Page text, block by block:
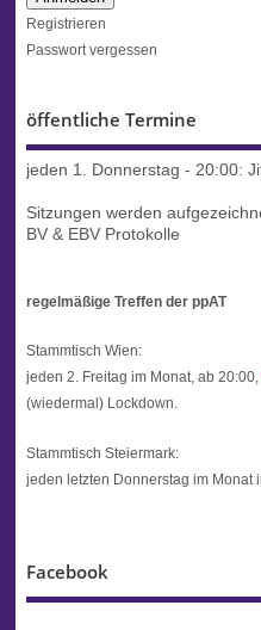
Registrieren
Passwort vergessen
öffentliche Termine
jeden 1. Donnerstag - 20:00:
Sitzungen werden
BV & EBV Protokolle
regelmäßige Treffen der ppAT
Stammtisch Wien:
jeden 2. Freitag im Monat, ab 20:00,
(wiedermal) Lockdown.
Stammtisch Steiermark:
jeden letzten Donnerstag im Monat
Facebook